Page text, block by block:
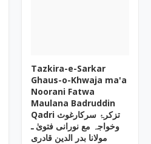
Tazkira-e-Sarkar
Ghaus-o-Khwaja ma'a
Noorani Fatwa
Maulana Badruddin
Qadri تزکرۂ سرکارغوث
وخواجہ مع نورانی فتویٰ ـ
مولانا بدر الدین قادری